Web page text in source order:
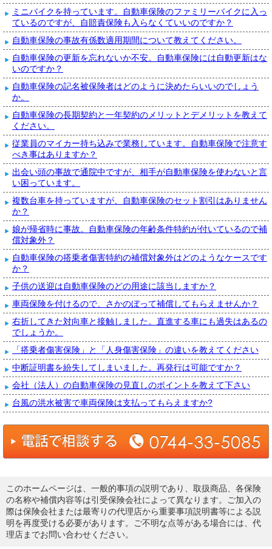
ミニバイクを持っています。自動車保険のファミリーバイクに入っ
ているのですが、自賠責保険も入らなくていいのですか？
自動車保険の事故有係数適用期間について教えてください。
自動車保険の更新を忘れないか不安。自動車保険には自動更新はな
いのですか？
自動車保険の記名被保険者はどのように決めたらいいのでしょう
か。
自動車保険の長期契約と一年契約のメリットとデメリットを教えて
ください。
従業員のマイカー持ち込みで業務しています。自動車保険で注意す
べき事はありますか？
出会い頭の事故で通院中ですが、相手が自動車保険を使わないと言
い困っています。
複数台車を持っていますが、自動車保険のセット割引はありません
か？
娘が帰省時に事故。自動車保険の年齢条件特約が付いているので補
償対象外？
自動車保険の搭乗者傷害特約の補償対象外はどのようなケースです
か？
子供の送迎は自動車保険のどの用途に該当しますか？
車両保険を付けるので、さかのぼって補償してもらえませんか？
右折してきた対向車と接触しました。直進する車にも過失はあるの
でしょうか。
「搭乗者傷害保険」と「人身傷害保険」の違いを教えてください
中断証明書を紛失してしまいました。再発行は可能ですか？
会社（法人）の自動車保険の見直しのポイントを教えて下さい
台風の洪水被害で車両保険は支払ってもらえますか?
このホームページは、一般的事項の説明であり、取扱商品、各保険
の名称や補償内容等は引受保険会社によって異なります。ご加入の
際は保険会社または最寄りの代理店から重要事項説明書等による説
明を再度受ける必要があります。ご不明な点等がある場合には、代
理店までお問い合わせください。